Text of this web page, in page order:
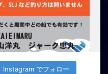
Instagram でフォロー